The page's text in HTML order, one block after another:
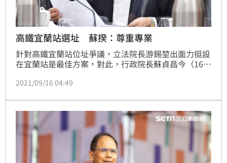
高鐵宜蘭站選址 蘇揆：尊重專業
針對高鐵宜蘭站位址爭議，立法院長游錫堃出面力挺設
在宜蘭站是最佳方案，對此，行政院長蘇貞昌今（16）
專業，切合民意，現在還沒有定案。
2021/09/16 04:49